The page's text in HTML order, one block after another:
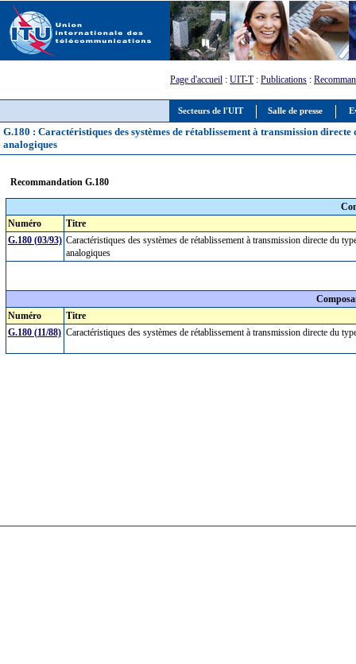
Secteurs de l'UIT Salle de presse
Page d'accueil : UIT-T: Publications :
G.180 : Caractéristiques des systèmes de rétablissement à transmission
analogiques
Recommandation G.180
Numéro
Titre
G.180 (03/93) Caractéristiques des systèmes de rétablissement à transmission directe du
analogiques
Numéro
Titre
G.180 (11/88) Caractéristiques des systèmes de rétablissement à transmission directe du